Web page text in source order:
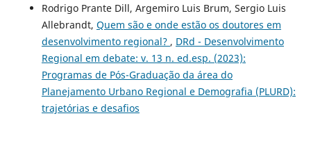
Rodrigo Prante Dill, Argemiro Luis Brum, Sergio Luis
Allebrandt, Quem são e onde estão os doutores em
desenvolvimento regional? , DRd - Desenvolvimento
Regional em debate: v. 13 n. ed.esp. (2023):
Programas de Pós-Graduação da área do
Planejamento Urbano Regional e Demografia (PLURD):
trajetórias e desafios